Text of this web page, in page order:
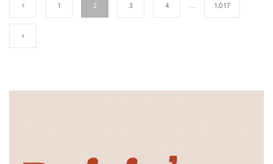
1 2 3 4 1,017